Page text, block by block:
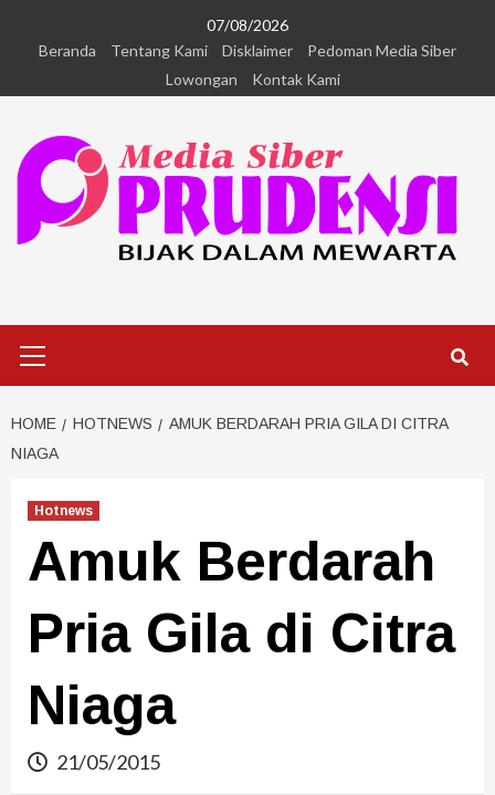
07/08/2026
Beranda
Tentang Kami Disklaimer
Pedoman Media Siber
Lowongan
Kontak Kami
HOME HOTNEWS
AMUK BERDARAH PRIA GILA DI CITRA
NIAGA
Hotnews
Amuk Berdarah
Pria Gila di Citra
Niaga
21/05/2015